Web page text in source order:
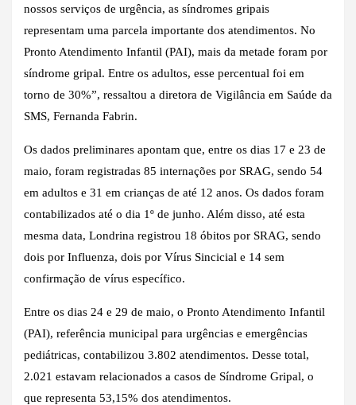
nossos serviços de urgência, as síndromes gripais
representam uma parcela importante dos atendimentos. No
Pronto Atendimento Infantil (PAI), mais da metade foram por
síndrome gripal. Entre os adultos, esse percentual foi em
torno de 30%”, ressaltou a diretora de Vigilância em Saúde da
SMS, Fernanda Fabrin.
Os dados preliminares apontam que, entre os dias 17 e 23 de
maio, foram registradas 85 internações por SRAG, sendo 54
em adultos e 31 em crianças de até 12 anos. Os dados foram
contabilizados até o dia 1º de junho. Além disso, até esta
mesma data, Londrina registrou 18 óbitos por SRAG, sendo
dois por Influenza, dois por Vírus Sincicial e 14 sem
confirmação de vírus específico.
Entre os dias 24 e 29 de maio, o Pronto Atendimento Infantil
(PAI), referência municipal para urgências e emergências
pediátricas, contabilizou 3.802 atendimentos. Desse total,
2.021 estavam relacionados a casos de Síndrome Gripal, o
que representa 53,15% dos atendimentos.